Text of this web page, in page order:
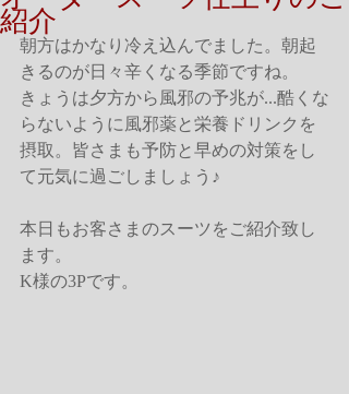
紹介
朝方はかなり冷え込んでました。朝起
きるのが日々辛くなる季節ですね。
きょうは夕方から風邪の予兆が...酷くな
らないように風邪薬と栄養ドリンクを
摂取。皆さまも予防と早めの対策をし
て元気に過ごしましょう♪
本日もお客さまのスーツをご紹介致し
ます。
K様の3Pです。